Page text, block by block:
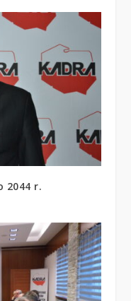
2044 r.